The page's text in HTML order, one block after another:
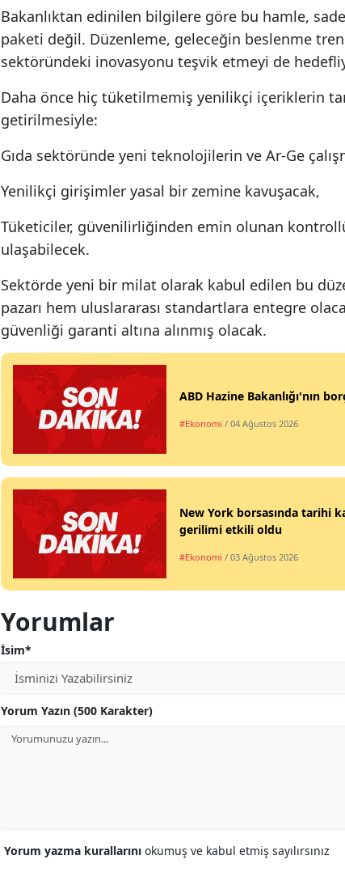
Bakanlıktan edinilen bilgilere göre bu hamle,
paketi değil. Düzenleme, geleceğin beslenme
sektöründeki inovasyonu teşvik etmeyi de
Daha önce hiç tüketilmemiş yenilikçi içeriklerin
getirilmesiyle:
Gıda sektöründe yeni teknolojilerin ve Ar-Ge
Yenilikçi girişimler yasal bir zemine kavuşacak,
Tüketiciler, güvenilirliğinden emin olunan
ulaşabilecek.
Sektörde yeni bir milat olarak kabul edilen bu
pazarı hem uluslararası standartlara entegre
güvenliği garanti altına alınmış olacak.
ABD Hazine Bakanlığı'nın
#Ekonomi / 04 Ağustos 2026
New York borsasında tarihi
gerilimi etkili oldu
#Ekonomi / 03 Ağustos 2026
Yorumlar
İsim*
Yorum Yazın (500 Karakter)
Yorum yazma kurallarını okumuş ve kabul etmiş sayılırsınız